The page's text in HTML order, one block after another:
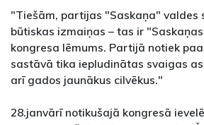
"Tiešām, partijas "Saskaņa" valdes
būtiskas izmaiņas – tas ir
kongresa lēmums. Partijā notiek
sastāvā tika iepludinātas svaigas
arī gados jaunākus cilvēkus."
28.janvārī notikušajā kongresā